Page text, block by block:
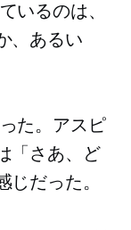
いるのは、
、あるい
た。アスピ
「さあ、ど
じだった。